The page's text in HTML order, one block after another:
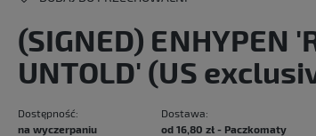
(SIGNED) ENHYPEN
UNTOLD' (US
Dostępność:
na wyczerpaniu
Dostawa:
od 16,80 zł - Paczkomaty